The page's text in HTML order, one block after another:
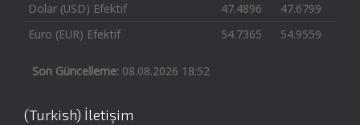
Dolar (USD) Efektif
47.4896
47.6799
Euro (EUR) Efektif
54.7365 54.9559
Son Güncelleme: 08.08.2026 18:52
(Turkish) İletişim